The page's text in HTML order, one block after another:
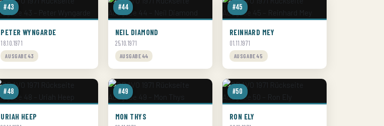
#43
PETER WYNGARDE
18.10.1971
AUSGABE 43
#44
NEIL DIAMOND
25.10.1971
AUSGABE 44
#45
REINHARD MEY
01.11.1971
AUSGABE 45
#48
URIAH HEEP
#49
MON THYS
#50
RON ELY